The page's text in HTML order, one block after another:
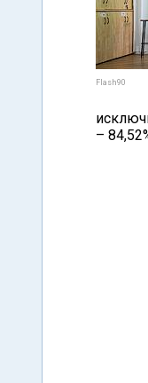
Flash90
–